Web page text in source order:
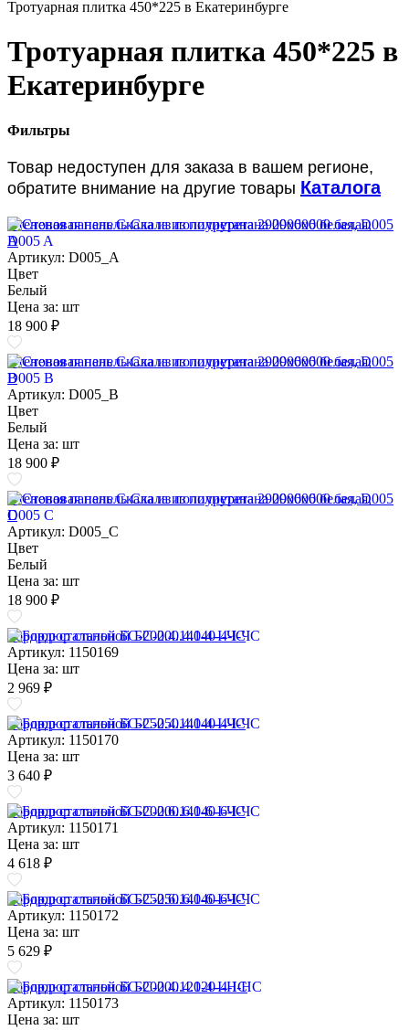
Тротуарная плитка 450*225 в Екатеринбурге
Тротуарная плитка 450*225 в
Екатеринбурге
Фильтры
Товар недоступен для заказа в вашем регионе,
обратите внимание на другие товары Каталога
Стеновая панель Скала из полиуретана 2900х600 белая, D005
A
Артикул: D005_A
Цвет
Белый
Цена за: шт
18 900 ₽
Стеновая панель Скала из полиуретана 2900х600 белая, D005
B
Артикул: D005_B
Цвет
Белый
Цена за: шт
18 900 ₽
Стеновая панель Скала из полиуретана 2900х600 белая, D005
C
Артикул: D005_C
Цвет
Белый
Цена за: шт
18 900 ₽
Бордюр стальной БС-200.4.140-4-I-ЧС
Артикул: 1150169
Цена за: шт
2 969 ₽
Бордюр стальной БС-250.4.140-4-I-ЧС
Артикул: 1150170
Цена за: шт
3 640 ₽
Бордюр стальной БС-200.6.140-6-I-ЧС
Артикул: 1150171
Цена за: шт
4 618 ₽
Бордюр стальной БС-250.6.140-6-I-ЧС
Артикул: 1150172
Цена за: шт
5 629 ₽
Бордюр стальной БС-200.4.120-4-I-НС
Артикул: 1150173
Цена за: шт